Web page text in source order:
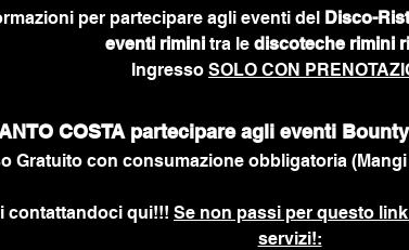
per partecipare agli eventi del Disco-
eventi rimini tra le discoteche rimini
Ingresso SOLO CON
COSTA partecipare agli eventi
Gratuito con consumazione obbligatoria
contattandoci qui!!! Se non passi per questo
servizi!: